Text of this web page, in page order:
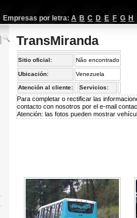
Empresas por letra: A B C D E F G H
TransMiranda
Sitio oficial: Não encontrado
Ubicación: Venezuela
Atención al cliente: Servicios:
Para completar o rectificar las
contacto con nosotros por el e-mail
Atención: las fotos pueden mostrar